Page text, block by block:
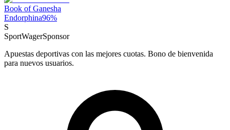
Book of Ganesha
Endorphina96%
S
SportWagerSponsor
Apuestas deportivas con las mejores cuotas. Bono de bienvenida
para nuevos usuarios.